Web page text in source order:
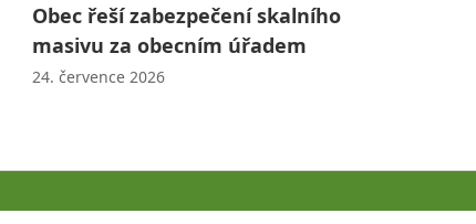
Obec řeší zabezpečení skalního
masivu za obecním úřadem
24. července 2026